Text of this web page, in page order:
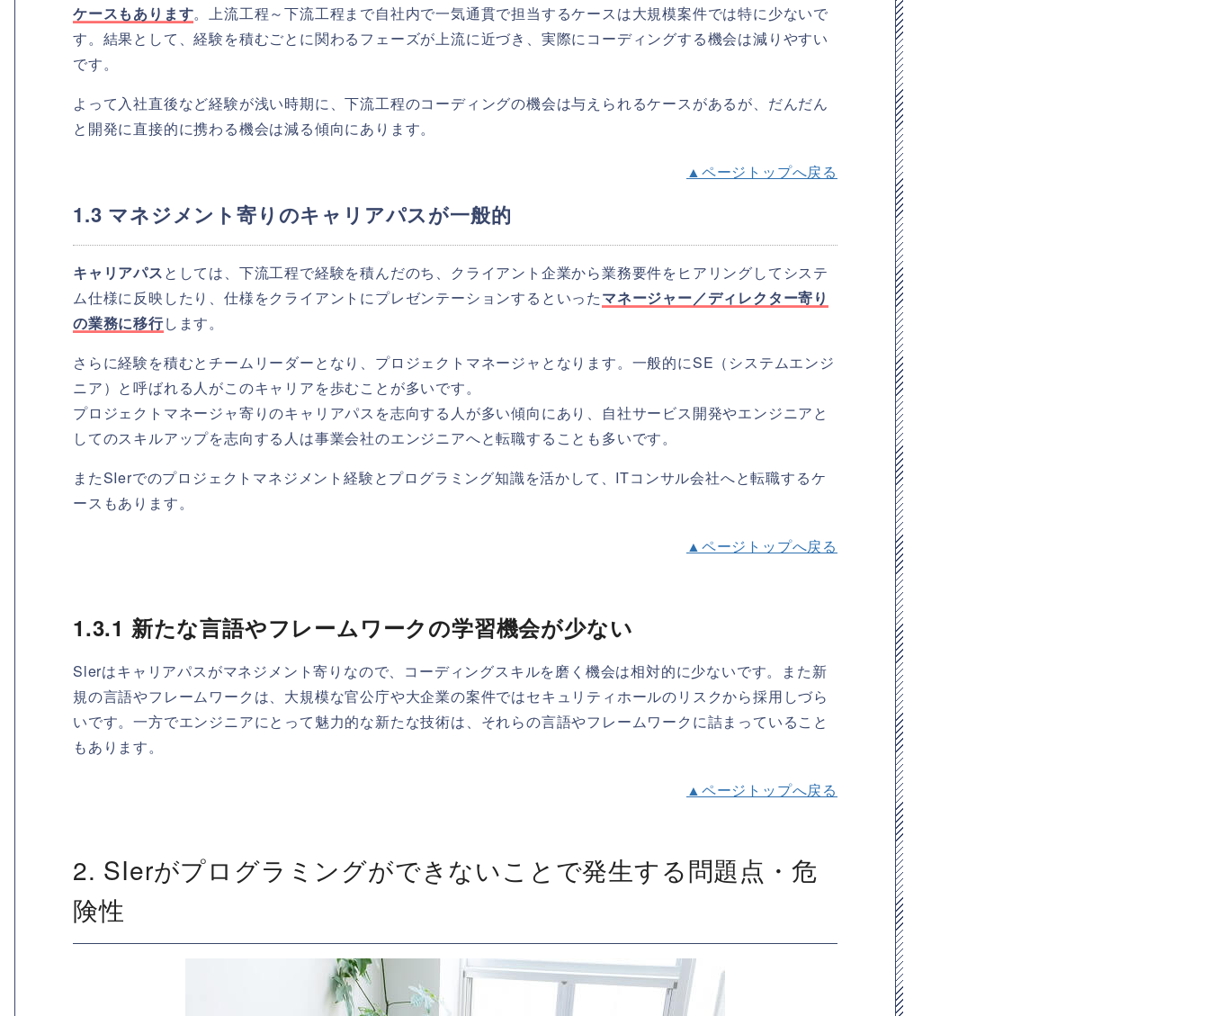
ケースもあります。上流工程～下流工程まで自社内で一気通貫で担当するケースは大規模案件では特に少ないで
す。結果として、経験を積むごとに関わるフェーズが上流に近づき、実際にコーディングする機会は減りやすい
です。
よって入社直後など経験が浅い時期に、下流工程のコーディングの機会は与えられるケースがあるが、だんだん
と開発に直接的に携わる機会は減る傾向にあります。
▲ページトップへ戻る
1.3 マネジメント寄りのキャリアパスが一般的
キャリアパスとしては、下流工程で経験を積んだのち、クライアント企業から業務要件をヒアリングしてシステ
ム仕様に反映したり、仕様をクライアントにプレゼンテーションするといったマネージャー／ディレクター寄り
の業務に移行します。
さらに経験を積むとチームリーダーとなり、プロジェクトマネージャとなります。一般的にSE（システムエンジ
ニア）と呼ばれる人がこのキャリアを歩むことが多いです。
プロジェクトマネージャ寄りのキャリアパスを志向する人が多い傾向にあり、自社サービス開発やエンジニアと
してのスキルアップを志向する人は事業会社のエンジニアへと転職することも多いです。
またSIerでのプロジェクトマネジメント経験とプログラミング知識を活かして、ITコンサル会社へと転職するケ
ースもあります。
▲ページトップへ戻る
1.3.1 新たな言語やフレームワークの学習機会が少ない
Slerはキャリアパスがマネジメント寄りなので、コーディングスキルを磨く機会は相対的に少ないです。また新
規の言語やフレームワークは、大規模な官公庁や大企業の案件ではセキュリティホールのリスクから採用しづら
いです。一方でエンジニアにとって魅力的な新たな技術は、それらの言語やフレームワークに詰まっていること
もあります。
▲ページトップへ戻る
2. SIerがプログラミングができないことで発生する問題点・危
険性